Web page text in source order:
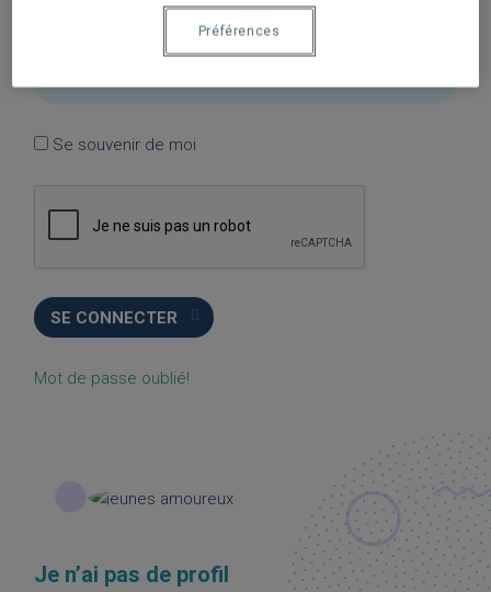
Se souvenir de moi
Mot de passe oublié!
Je n’ai pas de profil
Préférences